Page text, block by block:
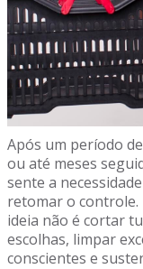
Após um período
ou até meses
sente a
retomar o controle.
ideia não é cortar
escolhas, limpar
conscientes e